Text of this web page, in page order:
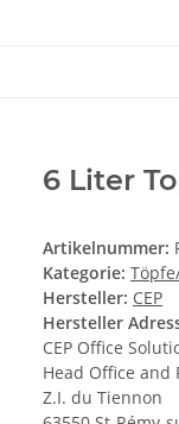
6 Liter
Artikelnummer:
Kategorie:
Hersteller: CEP
Hersteller
CEP Office
Head Office and
Z.I. du Tiennon